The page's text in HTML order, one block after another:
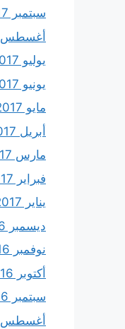
سبتمبر 2017
أغسطس 2017
يوليو 2017
يونيو 2017
مايو 2017
أبريل 2017
مارس 2017
فبراير 2017
يناير 2017
ديسمبر 2016
نوفمبر 2016
أكتوبر 2016
سبتمبر 2016
أغسطس 2016